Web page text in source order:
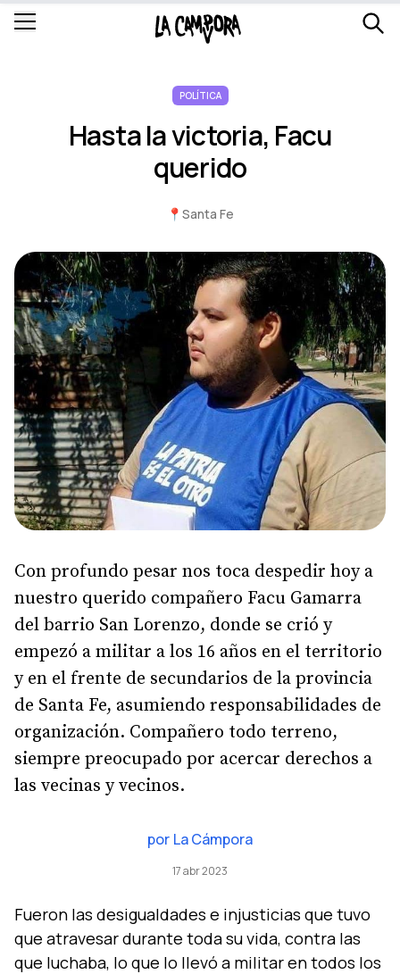
POLÍTICA
Hasta la victoria, Facu
querido
📍 Santa Fe
Con profundo pesar nos toca despedir hoy a
nuestro querido compañero Facu Gamarra
del barrio San Lorenzo, donde se crió y
empezó a militar a los 16 años en el territorio
y en el frente de secundarios de la provincia
de Santa Fe, asumiendo responsabilidades de
organización. Compañero todo terreno,
siempre preocupado por acercar derechos a
las vecinas y vecinos.
por La Cámpora
17 abr 2023
Fueron las desigualdades e injusticias que tuvo
que atravesar durante toda su vida, contra las
que luchaba, lo que lo llevó a militar en todos los